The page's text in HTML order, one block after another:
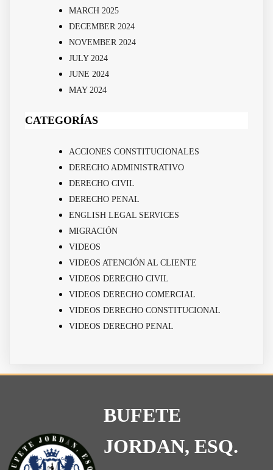
MARCH 2025
DECEMBER 2024
NOVEMBER 2024
JULY 2024
JUNE 2024
MAY 2024
CATEGORÍAS
ACCIONES CONSTITUCIONALES
DERECHO ADMINISTRATIVO
DERECHO CIVIL
DERECHO PENAL
ENGLISH LEGAL SERVICES
MIGRACIÓN
VIDEOS
VIDEOS ATENCIÓN AL CLIENTE
VIDEOS DERECHO CIVIL
VIDEOS DERECHO COMERCIAL
VIDEOS DERECHO CONSTITUCIONAL
VIDEOS DERECHO PENAL
BUFETE
JORDAN, ESQ.